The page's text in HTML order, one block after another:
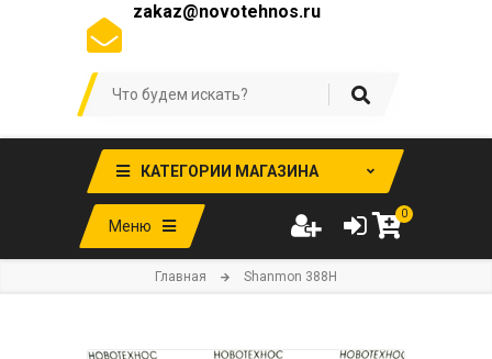
zakaz@novotehnos.ru
КАТЕГОРИИ МАГАЗИНА
Меню
0
Главная Shanmon 388H